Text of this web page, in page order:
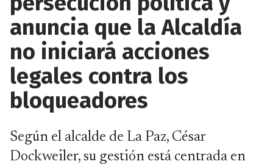
anuncia que la Alcaldía
no iniciará acciones
legales contra los
bloqueadores
Según el alcalde de La Paz, César
Dockweiler, su gestión está centrada en